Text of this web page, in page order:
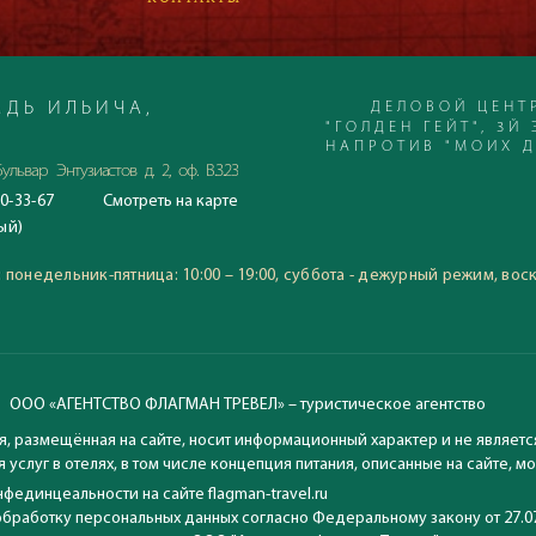
ИЛЬИЧА,
Энтузиастов д. 2, оф. В.3.23
33-67
Смотреть на карте
ДЕЛОВОЙ ЦЕНТР
"ГОЛДЕН ГЕЙТ", 3Й
НАПРОТИВ "МОИХ
воскресение: выходной
понедельник-пятница: 10:00 – 19:00, суббота - дежурный режим,
ООО «АГЕНТСТВО ФЛАГМАН ТРЕВЕЛ» – туристическое агентство
размещённая на сайте, носит информационный характер и не
услуг в отелях, в том числе концепция питания, описанные на сайте,
на сайте flagman-travel.ru
персональных данных согласно Федеральному закону от